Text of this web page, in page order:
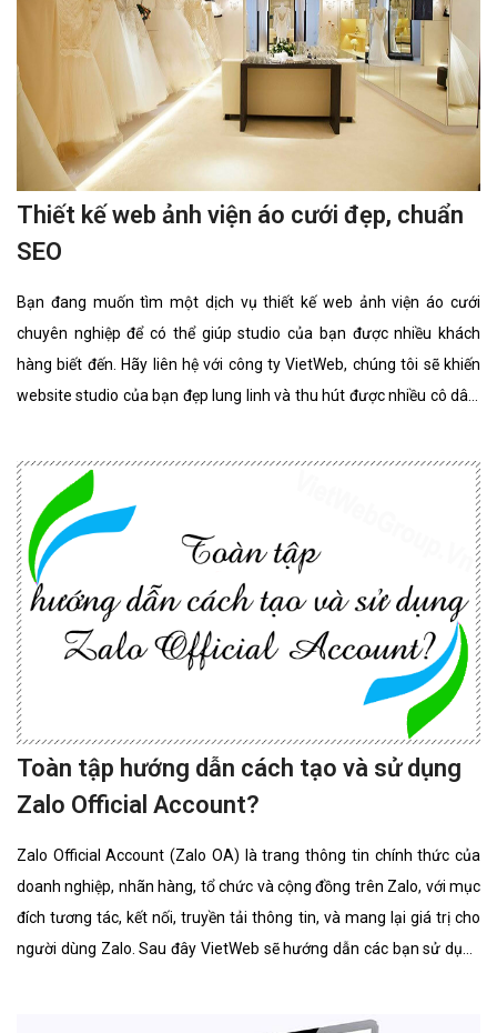
Thiết kế web ảnh viện áo cưới đẹp, chuẩn
SEO
Bạn đang muốn tìm một dịch vụ thiết kế web ảnh viện áo cưới
chuyên nghiệp để có thể giúp studio của bạn được nhiều khách
hàng biết đến. Hãy liên hệ với công ty VietWeb, chúng tôi sẽ khiến
website studio của bạn đẹp lung linh và thu hút được nhiều cô dâu,
Toàn tập hướng dẫn cách tạo và sử dụng
Zalo Official Account?
Zalo Official Account (Zalo OA) là trang thông tin chính thức của
doanh nghiệp, nhãn hàng, tổ chức và cộng đồng trên Zalo, với mục
đích tương tác, kết nối, truyền tải thông tin, và mang lại giá trị cho
người dùng Zalo. Sau đây VietWeb sẽ hướng dẫn các bạn sử dụng